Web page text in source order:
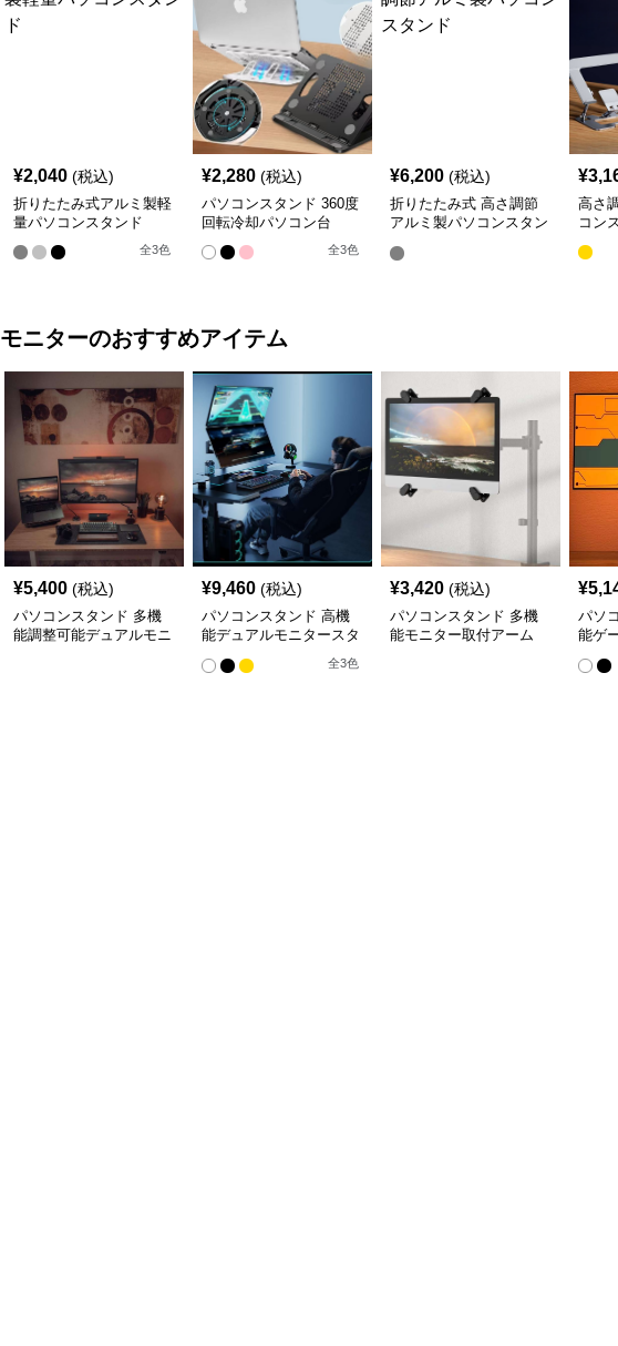
¥2,040 (税込)
折りたたみ式アルミ製軽
量パソコンスタンド
全3色
¥2,280 (税込)
パソコンスタンド 360度
回転冷却パソコン台
全3色
¥6,200 (税込)
折りたたみ式 高さ調節
アルミ製パソコンスタン
¥
高さ
コン
モニターのおすすめアイテム
¥5,400 (税込)
パソコンスタンド 多機
能調整可能デュアルモニ
¥9,460 (税込)
パソコンスタンド 高機
能デュアルモニタースタ
全3色
¥3,420 (税込)
パソコンスタンド 多機
能モニター取付アーム
¥
パソ
能ゲ